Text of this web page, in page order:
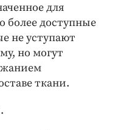
для
более доступные
не уступают
но могут
ткани.